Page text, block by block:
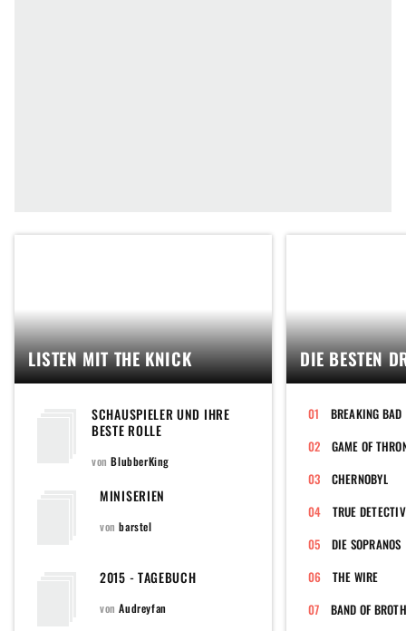
LISTEN MIT THE KNICK
SCHAUSPIELER UND IHRE
BESTE ROLLE
vonBlubberKing
MINISERIEN
vonbarstel
2015 - TAGEBUCH
vonAudreyfan
DIE BESTEN
BREAKING BAD
GAME OF
CHERNOBYL
TRUE
DIE SOPRANOS
THE WIRE